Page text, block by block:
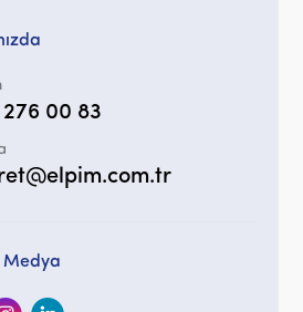
00 83
Medya